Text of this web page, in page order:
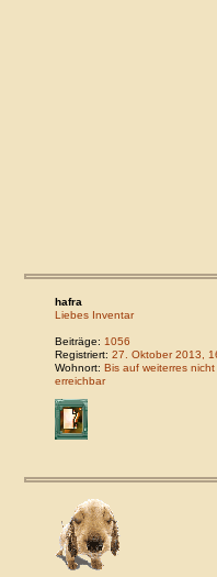
hafra
Liebes Inventar
Beiträge: 1056
Registriert: 27. Oktober 2013,
Wohnort: Bis auf weiterres nicht
erreichbar